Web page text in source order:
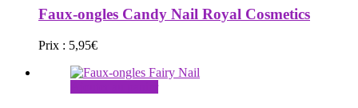
Faux-ongles Candy Nail Royal Cosmetics
Prix : 5,95€